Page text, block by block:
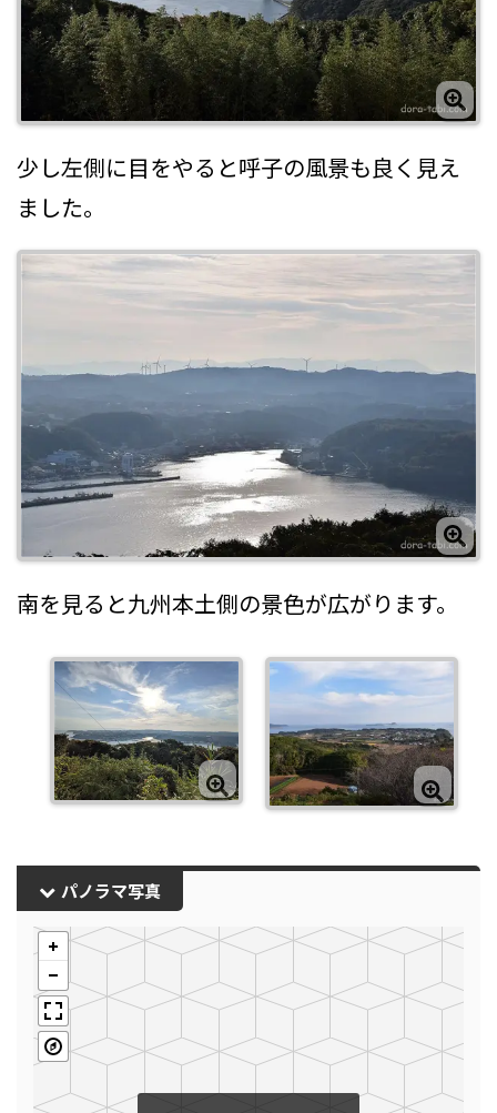
少し左側に目をやると呼子の風景も良く見え
ました。
南を見ると九州本土側の景色が広がります。
パノラマ写真